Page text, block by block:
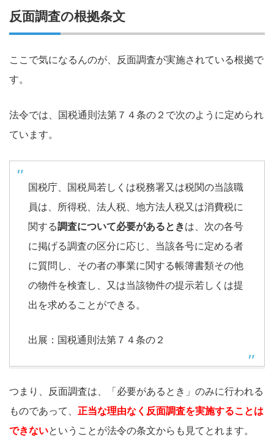
反面調査の根拠条文
ここで気になるんのが、反面調査が実施されている根拠で
す。
法令では、国税通則法第７４条の２で次のように定められ
ています。
国税庁、国税局若しくは税務署又は税関の当該職
員は、所得税、法人税、地方法人税又は消費税に
関する調査について必要があるときは、次の各号
に掲げる調査の区分に応じ、当該各号に定める者
に質問し、その者の事業に関する帳簿書類その他
の物件を検査し、又は当該物件の提示若しくは提
出を求めることができる。
出展：国税通則法第７４条の２
つまり、反面調査は、「必要があるとき」のみに行われる
ものであって、 正当な理由なく反面調査を実施することは
できないということが法令の条文からも見てとれます。